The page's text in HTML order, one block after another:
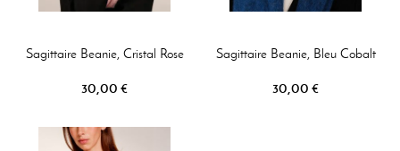
Sagittaire Beanie, Cristal Rose
30,00 €
Sagittaire Beanie, Bleu Cobalt
30,00 €